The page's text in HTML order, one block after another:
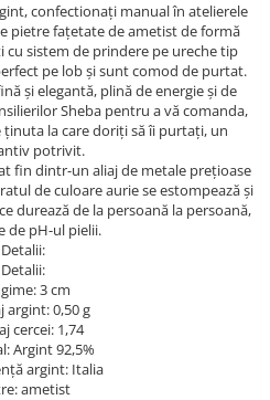
confectionați manual în atelierele
pietre fațetate de ametist de formă
cu sistem de prindere pe ureche tip
pe lob și sunt comod de purtat.
și elegantă, plină de energie și de
Sheba pentru a vă comanda,
la care doriți să îi purtați, un
potrivit.
fin dintr-un aliaj de metale prețioase
de culoare aurie se estompează și
durează de la persoană la persoană,
de pH-ul pielii.
Detalii:
Detalii:
3 cm
argint: 0,50 g
cercei: 1,74
Argint 92,5%
argint: Italia
ametist